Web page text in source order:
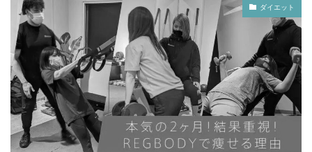
ダイエット